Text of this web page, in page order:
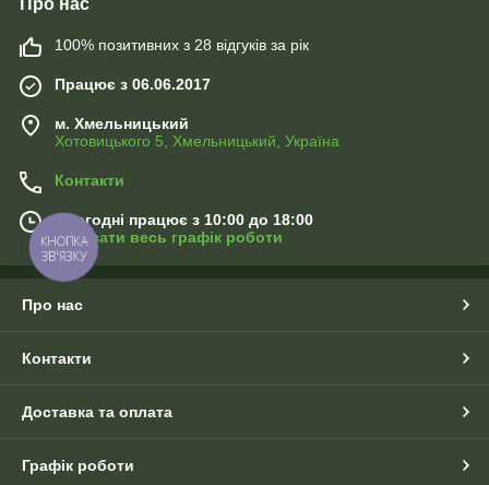
100% позитивних з 28 відгуків за рік
Працює з 06.06.2017
м. Хмельницький
Хотовицького 5, Хмельницький, Україна
Контакти
Сьогодні працює з 10:00 до 18:00
Показати весь графік роботи
Про нас
Контакти
Доставка та оплата
Графік роботи
КНОПКА
ЗВ'ЯЗКУ